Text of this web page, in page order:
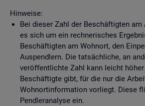
Hinweise:
Bei dieser Zahl der Beschäftigten
es sich um ein rechnerisches
Beschäftigten am Wohnort, den
Auspendlern. Die tatsächliche, an
veröffentlichte Zahl kann leicht
Beschäftigte gibt, für die nur die
Wohnortinformation vorliegt. Diese
Pendleranalyse ein.